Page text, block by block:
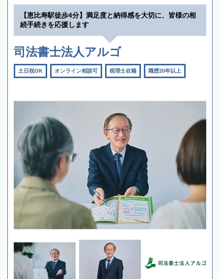
【恵比寿駅徒歩4分】満足度と納得感を大切に、皆様の相
続手続きを応援します
司法書士法人アルゴ
土日祝OK オンライン相談可 税理士在籍 職歴20年以上